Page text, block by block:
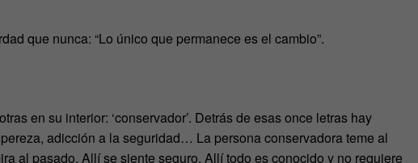
que nunca: “Lo único que permanece es el cambio”.
en su interior: ‘conservador’. Detrás de esas once letras hay
adicción a la seguridad… La persona conservadora teme al
al pasado. Allí se siente seguro. Allí todo es conocido y no requiere